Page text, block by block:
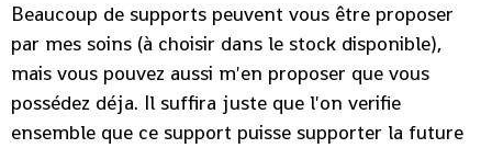
Beaucoup de supports peuvent vous être proposer
par mes soins (à choisir dans le stock disponible),
mais vous pouvez aussi m'en proposer que vous
possédez déja. Il suffira juste que l'on verifie
ensemble que ce support puisse supporter la future